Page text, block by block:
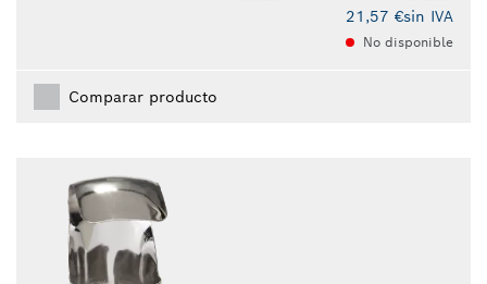
21,57 €sin IVA
No disponible
Comparar producto